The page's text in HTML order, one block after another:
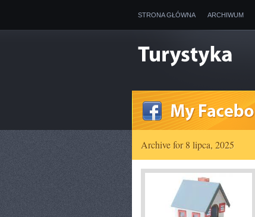
STRONA GŁÓWNA ARCHIWUM
Archive for 8 lipca, 2025